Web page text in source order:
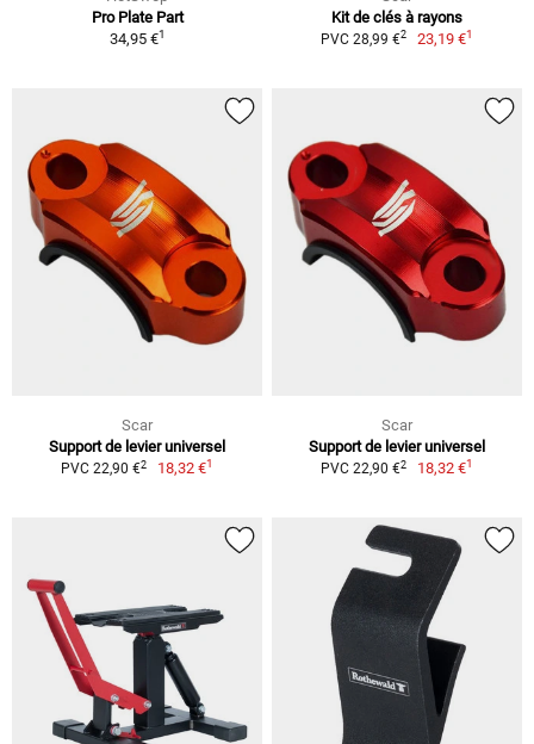
Pro Plate Part
34,95 €1
Kit de clés à rayons
PVC 28,99 €2 23,19 €1
Scar
Support de levier universel
PVC 22,90 €2 18,32 €1
Scar
Support de levier universel
PVC 22,90 €2 18,32 €1